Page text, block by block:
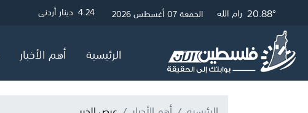
26.52° غزة 21.12° القدس 20.88° رام الله الجمعة 07 أغسطس 2026 3 دولار أمريكي4.05 جنيه إسترليني 4.24 دينار أردني
الرئيسية أهم الأخبار